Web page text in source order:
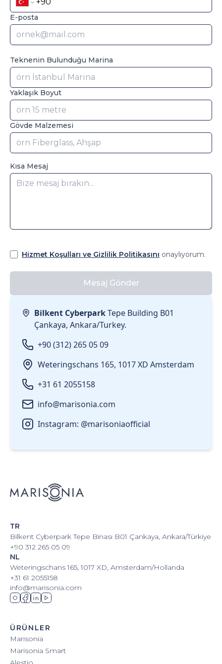
E-posta
Teknenin Bulunduğu Marina
Yaklaşık Boyut
Gövde Malzemesi
Kısa Mesaj
Hizmet Koşulları ve Gizlilik Politikasını onaylıyorum.
Mesaj Gönder
Bilkent CyberparkTepe Building B01
Çankaya, Ankara/Turkey.
+90 (312) 265 05 09
Weteringschans 165, 1017 XD Amsterdam
+31 61 2055158
info@marisonia.com
Instagram: @marisoniaofficial
TR
Bilkent Cyberpark Tepe Binası B01 Çankaya, Ankara/Türkiye
+90 312 265 05 09
NL
Weteringschans 165, 1017 XD, Amsterdam/Hollanda
+31 61 2055158
info@marisonia.com
ÜRÜNLER
Marisonia
Marisonia Smart